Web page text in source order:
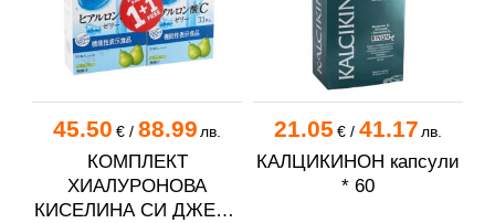
45.50 €/ 88.99 лв.
КОМПЛЕКТ
ХИАЛУРОНОВА
КИСЕЛИНА СИ ДЖЕЛИ
21.05 €/ 41.17 лв.
КАЛЦИКИНОН капсули
* 60